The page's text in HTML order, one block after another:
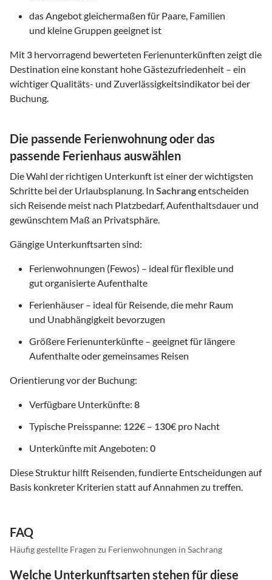
das Angebot gleichermaßen für Paare, Familien
und kleine Gruppen geeignet ist
Mit 3 hervorragend bewerteten Ferienunterkünften zeigt die
Destination eine konstant hohe Gästezufriedenheit – ein
wichtiger Qualitäts- und Zuverlässigkeitsindikator bei der
Buchung.
Die passende Ferienwohnung oder das
passende Ferienhaus auswählen
Die Wahl der richtigen Unterkunft ist einer der wichtigsten
Schritte bei der Urlaubsplanung. In Sachrangentscheiden
sich Reisende meist nach Platzbedarf, Aufenthaltsdauer und
gewünschtem Maß an Privatsphäre.
Gängige Unterkunftsarten sind:
Ferienwohnungen (Fewos) – ideal für flexible und
gut organisierte Aufenthalte
Ferienhäuser – ideal für Reisende, die mehr Raum
und Unabhängigkeit bevorzugen
Größere Ferienunterkünfte – geeignet für längere
Aufenthalte oder gemeinsames Reisen
Orientierung vor der Buchung:
Verfügbare Unterkünfte: 8
Typische Preisspanne: 122€ – 130€ pro Nacht
Unterkünfte mit Angeboten: 0
Diese Struktur hilft Reisenden, fundierte Entscheidungen auf
Basis konkreter Kriterien statt auf Annahmen zu treffen.
FAQ
Häufig gestellte Fragen zu Ferienwohnungen in Sachrang
Welche Unterkunftsarten stehen für diese